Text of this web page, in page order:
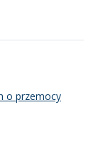
o przemocy